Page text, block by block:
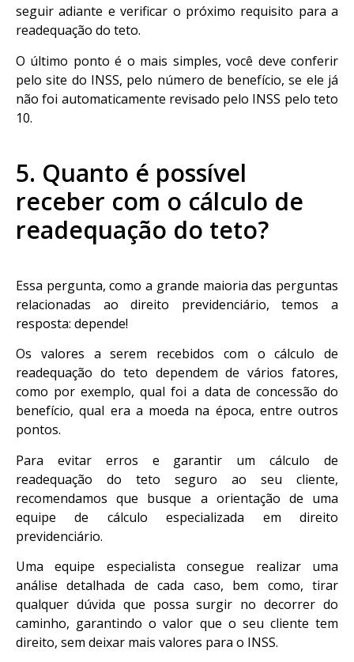
seguir adiante e verificar o próximo requisito para a
readequação do teto.
O último ponto é o mais simples, você deve conferir
pelo site do INSS, pelo número de benefício, se ele já
não foi automaticamente revisado pelo INSS pelo teto
10.
5. Quanto é possível
receber com o cálculo de
readequação do teto?
Essa pergunta, como a grande maioria das perguntas
relacionadas ao direito previdenciário, temos a
resposta: depende!
Os valores a serem recebidos com o cálculo de
readequação do teto dependem de vários fatores,
como por exemplo, qual foi a data de concessão do
benefício, qual era a moeda na época, entre outros
pontos.
Para evitar erros e garantir um cálculo de
readequação do teto seguro ao seu cliente,
recomendamos que busque a orientação de uma
equipe de cálculo especializada em direito
previdenciário.
Uma equipe especialista consegue realizar uma
análise detalhada de cada caso, bem como, tirar
qualquer dúvida que possa surgir no decorrer do
caminho, garantindo o valor que o seu cliente tem
direito, sem deixar mais valores para o INSS.